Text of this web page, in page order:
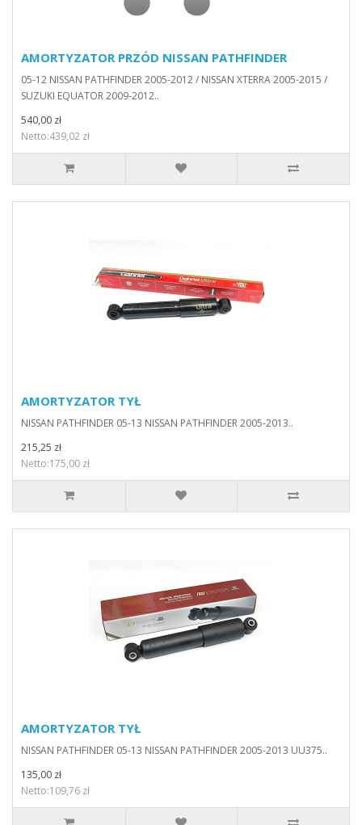
AMORTYZATOR PRZÓD NISSAN PATHFINDER
05-12 NISSAN PATHFINDER 2005-2012 / NISSAN XTERRA 2005-2015 /
SUZUKI EQUATOR 2009-2012..
540,00 zł
Netto:439,02 zł
AMORTYZATOR TYŁ
NISSAN PATHFINDER 05-13 NISSAN PATHFINDER 2005-2013..
215,25 zł
Netto:175,00 zł
AMORTYZATOR TYŁ
NISSAN PATHFINDER 05-13 NISSAN PATHFINDER 2005-2013 UU375..
135,00 zł
Netto:109,76 zł